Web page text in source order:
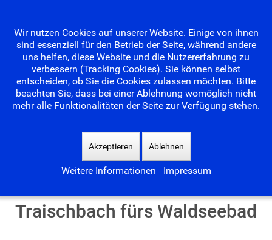
Suchen
Traischbach fürs Waldseebad
Wir nutzen Cookies auf unserer Website. Einige von ihnen
sind essenziell für den Betrieb der Seite, während andere
uns helfen, diese Website und die Nutzererfahrung zu
verbessern (Tracking Cookies). Sie können selbst
entscheiden, ob Sie die Cookies zulassen möchten. Bitte
beachten Sie, dass bei einer Ablehnung womöglich nicht
mehr alle Funktionalitäten der Seite zur Verfügung stehen.
Akzeptieren Ablehnen
Weitere Informationen Impressum